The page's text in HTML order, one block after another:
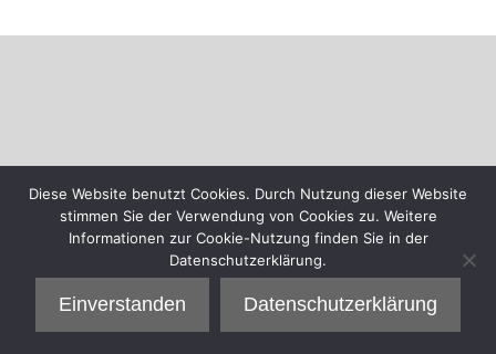
Diese Website benutzt Cookies. Durch Nutzung dieser Website
stimmen Sie der Verwendung von Cookies zu. Weitere
Informationen zur Cookie-Nutzung finden Sie in der
Datenschutzerklärung.
Einverstanden Datenschutzerklärung